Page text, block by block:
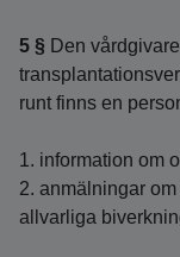
5 § Den
runt finns en
1. information om
2. anmälningar
allvarliga